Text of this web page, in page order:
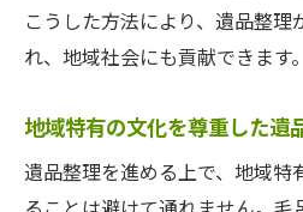
こうした方法により、遺品整理
れ、地域社会にも貢献できます。
地域特有の文化を尊重した遺
遺品整理を進める上で、地域特